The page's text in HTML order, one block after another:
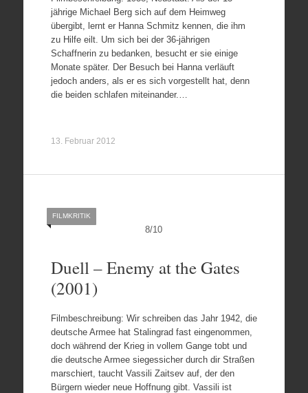
jährige Michael Berg sich auf dem Heimweg
übergibt, lernt er Hanna Schmitz kennen, die ihm
zu Hilfe eilt. Um sich bei der 36-jährigen
Schaffnerin zu bedanken, besucht er sie einige
Monate später. Der Besuch bei Hanna verläuft
jedoch anders, als er es sich vorgestellt hat, denn
die beiden schlafen miteinander.…
13. Februar 2012
8/10
FILMKRITIK
Duell – Enemy at the Gates
(2001)
Filmbeschreibung: Wir schreiben das Jahr 1942, die
deutsche Armee hat Stalingrad fast eingenommen,
doch während der Krieg in vollem Gange tobt und
die deutsche Armee siegessicher durch dir Straßen
marschiert, taucht Vassili Zaitsev auf, der den
Bürgern wieder neue Hoffnung gibt. Vassili ist